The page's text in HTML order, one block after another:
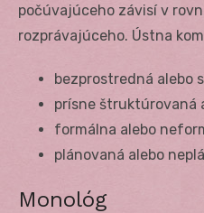
počúvajúceho závisí v
rozprávajúceho. Ústna
bezprostredná alebo
prísne štruktúrovaná
formálna alebo
plánovaná alebo
Monológ